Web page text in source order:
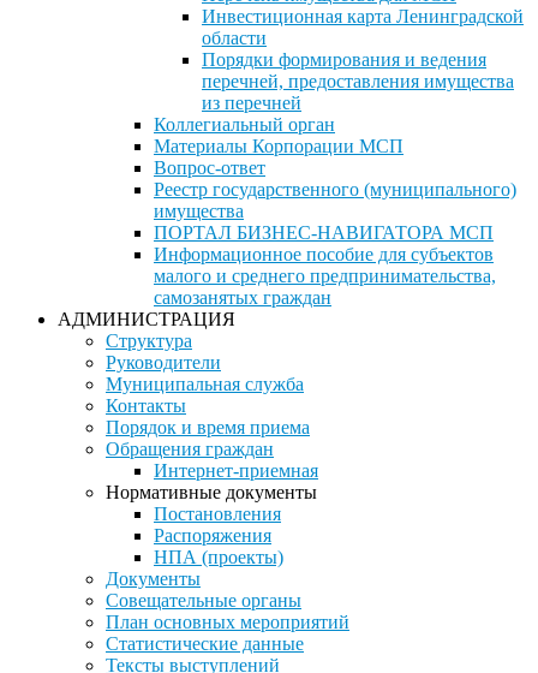
Инвестиционная карта Ленинградской
области
Порядки формирования и ведения
перечней, предоставления имущества
из перечней
Коллегиальный орган
Материалы Корпорации МСП
Вопрос-ответ
Реестр государственного (муниципального)
имущества
ПОРТАЛ БИЗНЕС-НАВИГАТОРА МСП
Информационное пособие для субъектов
малого и среднего предпринимательства,
самозанятых граждан
АДМИНИСТРАЦИЯ
Структура
Руководители
Муниципальная служба
Контакты
Порядок и время приема
Обращения граждан
Интернет-приемная
Нормативные документы
Постановления
Распоряжения
НПА (проекты)
Документы
Совещательные органы
План основных мероприятий
Статистические данные
Тексты выступлений